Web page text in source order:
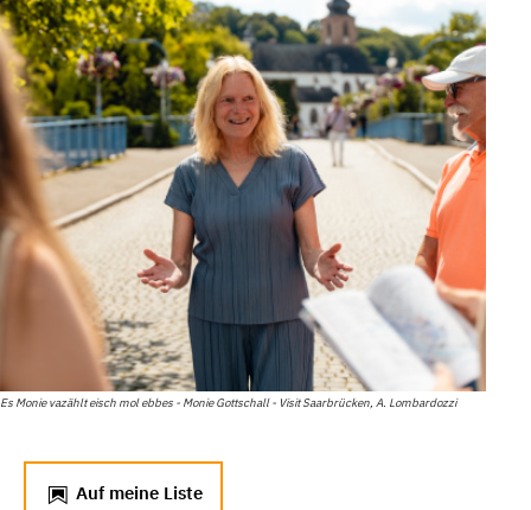
Es Monie vazählt eisch mol ebbes - Monie Gottschall - Visit Saarbrücken, A. Lombardozzi
Auf meine Liste